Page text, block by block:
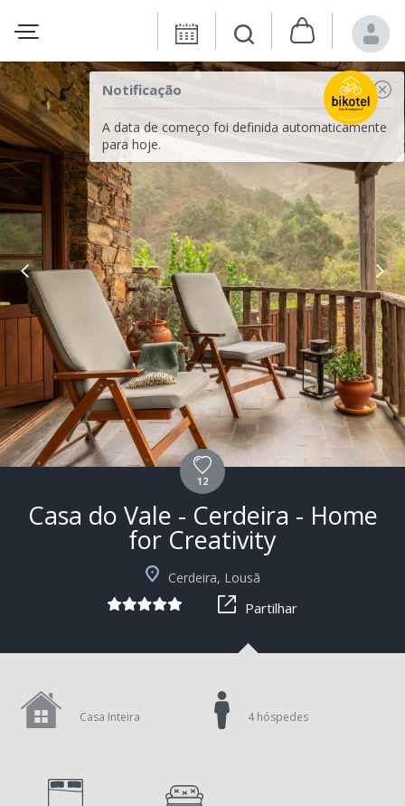
Notificação
A data de começo foi definida automaticamente
para hoje.
12
Casa do Vale - Cerdeira - Home
for Creativity
Cerdeira, Lousã
Partilhar
Casa Inteira 4 hóspedes